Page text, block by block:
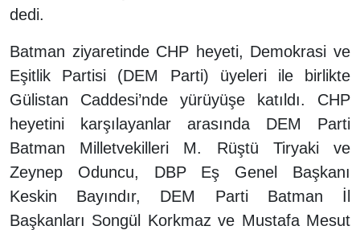
dedi.
Batman ziyaretinde CHP heyeti, Demokrasi ve
Eşitlik Partisi (DEM Parti) üyeleri ile birlikte
Gülistan Caddesi’nde yürüyüşe katıldı. CHP
heyetini karşılayanlar arasında DEM Parti
Batman Milletvekilleri M. Rüştü Tiryaki ve
Zeynep Oduncu, DBP Eş Genel Başkanı
Keskin Bayındır, DEM Parti Batman İl
Başkanları Songül Korkmaz ve Mustafa Mesut